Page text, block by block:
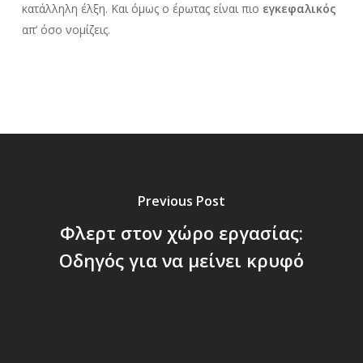
κατάλληλη έλξη. Και όμως ο έρωτας είναι πιο εγκεφαλικός
απ’ όσο νομίζεις.
Previous Post
Φλερτ στον χώρο εργασίας:
Οδηγός για να μείνει κρυφό